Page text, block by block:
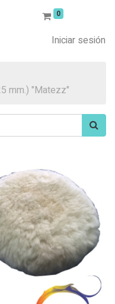
0
Iniciar sesión
mm.) "Matezz"